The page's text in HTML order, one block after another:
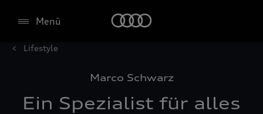
Menü
Lifestyle
Marco Schwarz
Ein Spezialist für alles